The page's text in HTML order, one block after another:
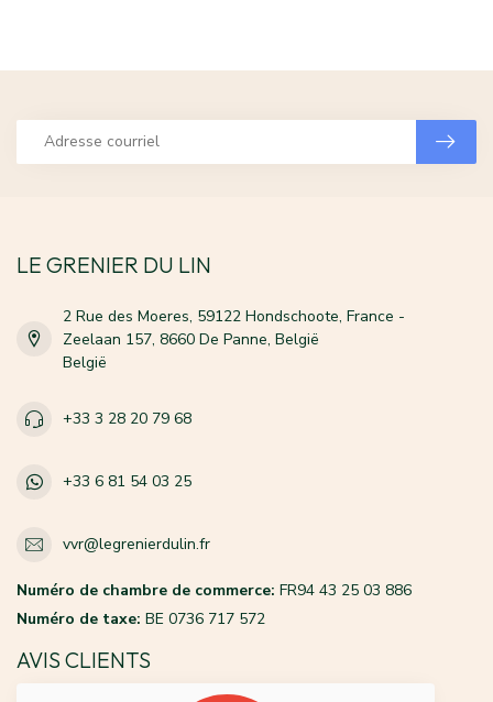
LE GRENIER DU LIN
2 Rue des Moeres, 59122 Hondschoote, France -
Zeelaan 157, 8660 De Panne, België
België
+33 3 28 20 79 68
+33 6 81 54 03 25
vvr@legrenierdulin.fr
Numéro de chambre de commerce: FR94 43 25 03 886
Numéro de taxe: BE 0736 717 572
AVIS CLIENTS